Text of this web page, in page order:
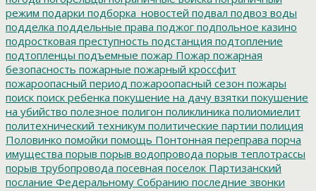
режим подарки подборка_новостей подвал подвоз воды
подделка поддельные права поджог подпольное казино
подростковая преступность подстанция подтопление
подтопленцы подъемные пожар Пожар пожарная
безопасность пожарные пожарный кроссфит
пожароопасный период пожароопасный сезон пожары
поиск поиск ребенка покушение на дачу взятки покушение
на убийство полезное полигон поликлиника полиомиелит
политехнический техникум политические партии полиция
Половинко помойки помощь Понтонная переправа порча
имущества порыв порыв водопровода порыв теплотрассы
порыв трубопровода посевная поселок Партизанский
послание Федеральному Собранию последние звонки